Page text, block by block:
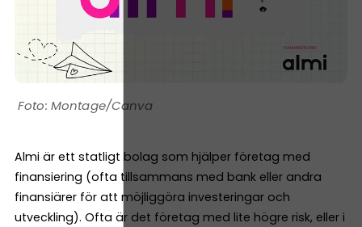
Montage/Canva
Almi är ett statligt bolag som hjälper företag med
finansiering (ofta tillsammans med bank eller andra
finansiärer för att möjliggöra investeringar och
utveckling). Ofta är det företag med lite högre risk, eller i